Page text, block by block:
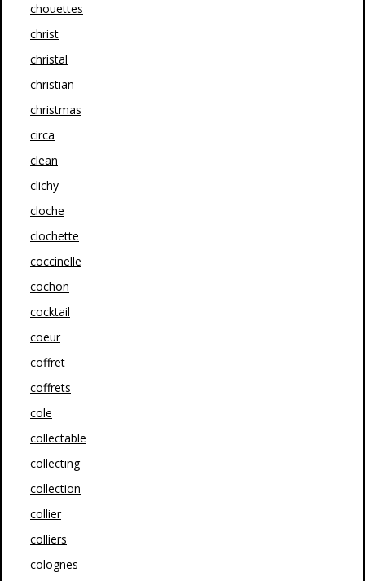
chouettes
christ
christal
christian
christmas
circa
clean
clichy
cloche
clochette
coccinelle
cochon
cocktail
coeur
coffret
coffrets
cole
collectable
collecting
collection
collier
colliers
colognes